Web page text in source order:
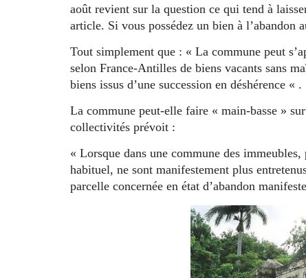
août revient sur la question ce qui tend à
article. Si vous possédez un bien à
Tout simplement que : « La commune peut
selon France-Antilles de biens vacants sans
biens issus d’une succession en déshérence « .
La commune peut-elle faire « main-basse »
collectivités prévoit :
« Lorsque dans une commune des
habituel, ne sont manifestement plus
parcelle concernée en état d’abandon